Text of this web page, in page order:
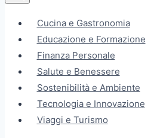
Cucina e Gastronomia
Educazione e Formazione
Finanza Personale
Salute e Benessere
Sostenibilità e Ambiente
Tecnologia e Innovazione
Viaggi e Turismo